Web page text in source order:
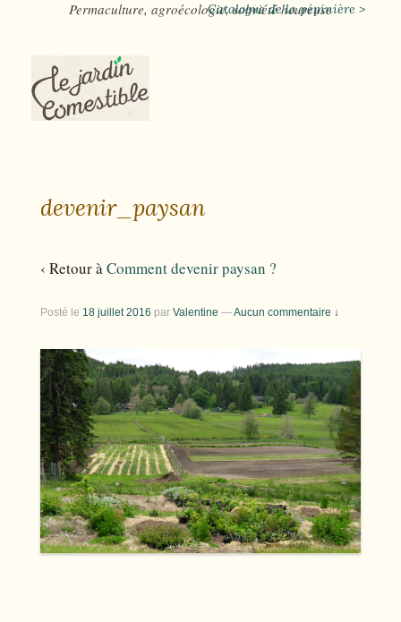
Permaculture, agroécologie, sobriété heureuse
Catalogue de la pépinière >
devenir_paysan
‹ Retour àComment devenir paysan ?
Posté le 18 juillet 2016 par Valentine —Aucun commentaire ↓